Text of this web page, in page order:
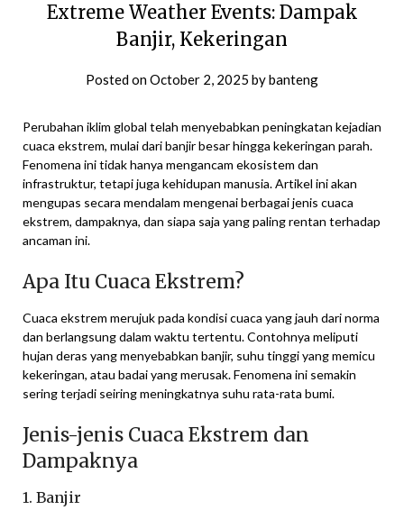
Extreme Weather Events: Dampak
Banjir, Kekeringan
Posted onOctober 2, 2025 bybanteng
Perubahan iklim global telah menyebabkan peningkatan kejadian
cuaca ekstrem, mulai dari banjir besar hingga kekeringan parah.
Fenomena ini tidak hanya mengancam ekosistem dan
infrastruktur, tetapi juga kehidupan manusia. Artikel ini akan
mengupas secara mendalam mengenai berbagai jenis cuaca
ekstrem, dampaknya, dan siapa saja yang paling rentan terhadap
ancaman ini.
Apa Itu Cuaca Ekstrem?
Cuaca ekstrem merujuk pada kondisi cuaca yang jauh dari norma
dan berlangsung dalam waktu tertentu. Contohnya meliputi
hujan deras yang menyebabkan banjir, suhu tinggi yang memicu
kekeringan, atau badai yang merusak. Fenomena ini semakin
sering terjadi seiring meningkatnya suhu rata-rata bumi.
Jenis-jenis Cuaca Ekstrem dan
Dampaknya
1. Banjir